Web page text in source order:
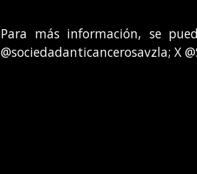
Para más información, se
@sociedadanticancerosavzla; X